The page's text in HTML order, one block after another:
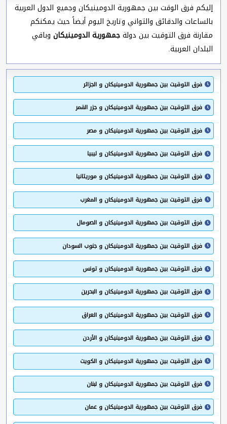
إليكم فرق الوقت بين جمهورية الدومينيكان وجميع الدول العربية
بالساعات والدقائق والثواني وتاريخ اليوم أيضاً حيث يمكنكم
مقارنة فرق التوقيت بين دولةجمهورية الدومينيكان وباقي
البلدان العربية.
فرق التوقيت بين جمهورية الدومينيكان و الجزائر
فرق التوقيت بين جمهورية الدومينيكان و جزر القمر
فرق التوقيت بين جمهورية الدومينيكان و مصر
فرق التوقيت بين جمهورية الدومينيكان و ليبيا
فرق التوقيت بين جمهورية الدومينيكان و موريتانيا
فرق التوقيت بين جمهورية الدومينيكان و المغرب
فرق التوقيت بين جمهورية الدومينيكان و الصومال
فرق التوقيت بين جمهورية الدومينيكان و جنوب السودان
فرق التوقيت بين جمهورية الدومينيكان و تونس
فرق التوقيت بين جمهورية الدومينيكان و البحرين
فرق التوقيت بين جمهورية الدومينيكان و العراق
فرق التوقيت بين جمهورية الدومينيكان و الأردن
فرق التوقيت بين جمهورية الدومينيكان و الكويت
فرق التوقيت بين جمهورية الدومينيكان و لبنان
فرق التوقيت بين جمهورية الدومينيكان و عمان